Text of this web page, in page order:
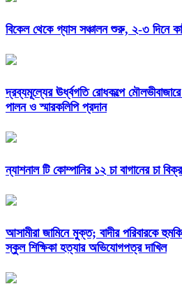
বিকেল থেকে গ্যাস সঞ্চালন শুরু, ২-৩ দিনে
দ্রব্যমূল্যের ঊর্ধ্বগতি রোধকল্পে
পালন ও স্মারকলিপি প্রদান
ন্যাশনাল টি কোম্পানির ১২ চা বাগানের চা
আসামীরা জামিনে মুক্ত; বাদীর পরিবারকে
স্কুল শিক্ষিকা হত্যার অভিযোগপত্র দাখিল